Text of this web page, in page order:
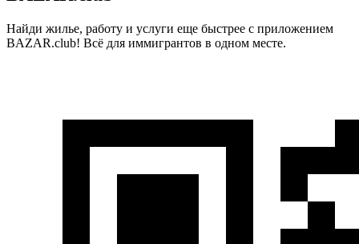
Найди жилье, работу и услуги еще быстрее с приложением
BAZAR.club! Всё для иммигрантов в одном месте.